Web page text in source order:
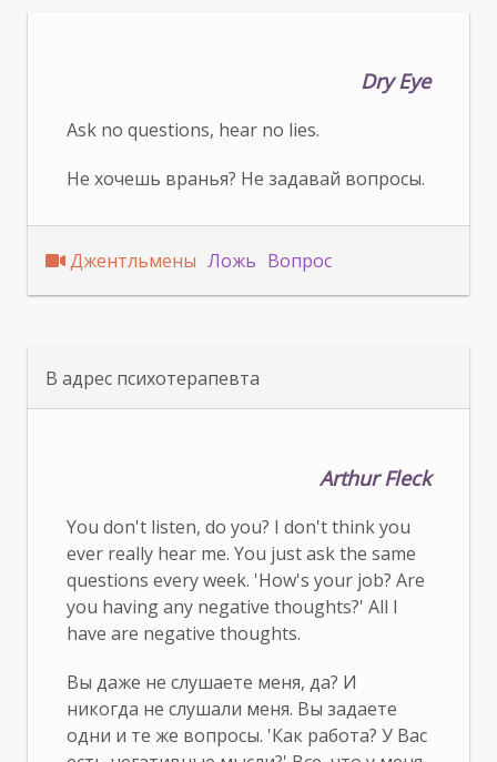
Dry Eye
Ask no questions, hear no lies.
Не хочешь вранья? Не задавай вопросы.
Джентльмены Ложь Вопрос
В адрес психотерапевта
Arthur Fleck
You don't listen, do you? I don't think you
ever really hear me. You just ask the same
questions every week. 'How's your job? Are
you having any negative thoughts?' All I
have are negative thoughts.
Вы даже не слушаете меня, да? И
никогда не слушали меня. Вы задаете
одни и те же вопросы. 'Как работа? У Вас